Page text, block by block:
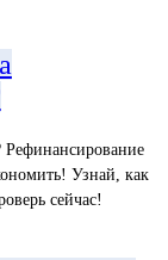
Рефинансирование
Узнай, как
сейчас!